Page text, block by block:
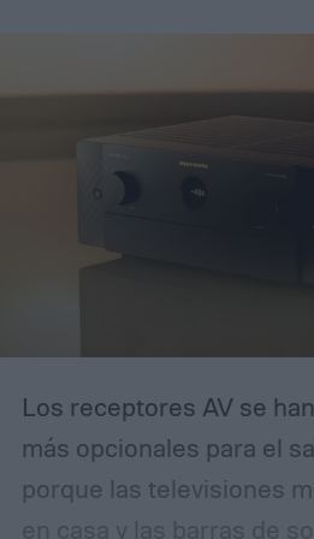
Los receptores AV se
más opcionales para el
porque las televisiones
en casa y las barras de